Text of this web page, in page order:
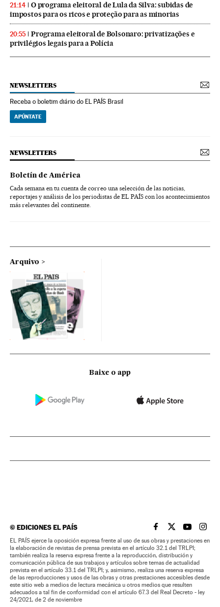
21:14
O programa eleitoral de Lula da Silva: subidas de
impostos para os ricos e proteção para as minorias
20:55
Programa eleitoral de Bolsonaro: privatizações e
privilégios legais para a Polícia
NEWSLETTERS
Receba o boletim diário do EL PAÍS Brasil
APÚNTATE
NEWSLETTERS
Boletín de América
Cada semana en tu cuenta de correo una selección de las noticias,
reportajes y análisis de los periodistas de EL PAÍS con los acontecimientos
más relevantes del continente.
Arquivo
Baixe o app
©EDICIONES EL PAÍS EL PAÍS BRASIL EN
EL PAÍSEL PAÍS
EL
EL PAÍS ejerce la oposición expresa frente al uso de sus obras y prestaciones en
la elaboración de revistas de prensa prevista en el artículo 32.1 del TRLPI;
también realiza la reserva expresa frente a la reproducción, distribución y
comunicación pública de sus trabajos y artículos sobre temas de actualidad
prevista en el artículo 33.1 del TRLPI; y, asimismo, realiza una reserva expresa
de las reproducciones y usos de las obras y otras prestaciones accesibles desde
este sitio web a medios de lectura mecánica u otros medios que resulten
adecuados a tal fin de conformidad con el artículo 67.3 del Real Decreto - ley
24/2021, de 2 de noviembre